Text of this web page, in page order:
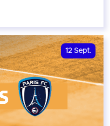
12 Sept.